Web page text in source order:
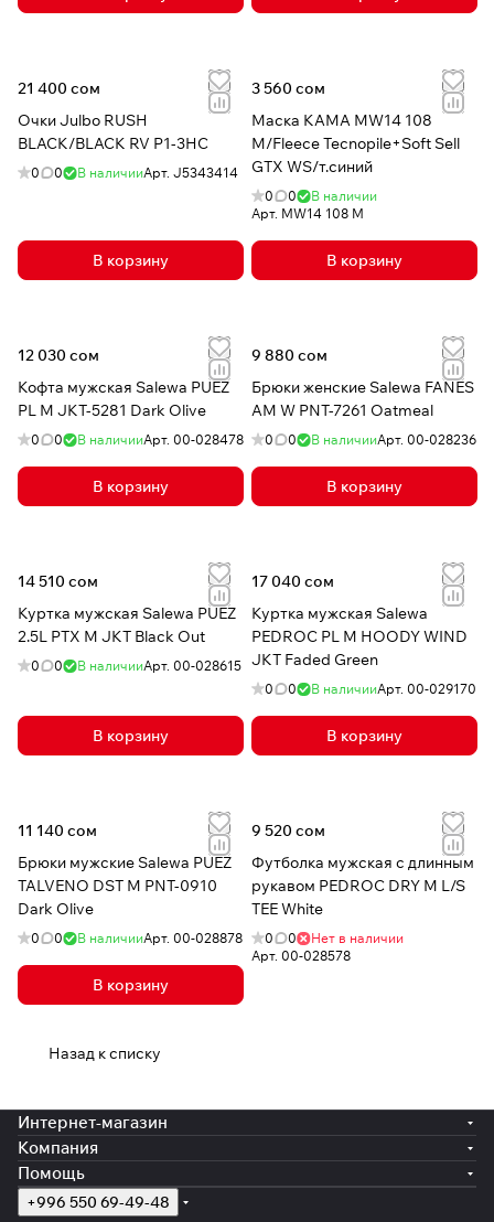
21 400 сом
Очки Julbo RUSH
BLACK/BLACK RV P1-3HC
0 0 В наличииАрт. J5343414
В корзину
3 560 сом
Маска КАМА MW14 108
M/Fleece Tecnopile+Soft Sell
GTX WS/т.синий
0 0
В наличии
Арт. MW14 108 M
В корзину
12 030 сом
Кофта мужская Salewa PUEZ
PL M JKT-5281 Dark Olive
0 0 В наличииАрт. 00-028478
В корзину
9 880 сом
Брюки женские Salewa FANES
AM W PNT-7261 Oatmeal
0 0 В наличииАрт. 00-028236
В корзину
14 510 сом
Куртка мужская Salewa PUEZ
2.5L PTX M JKT Black Out
0 0 В наличииАрт. 00-028615
В корзину
17 040 сом
Куртка мужская Salewa
PEDROC PL M HOODY WIND
JKT Faded Green
0 0 В наличииАрт. 00-029170
В корзину
11 140 сом
Брюки мужские Salewa PUEZ
TALVENO DST M PNT-0910
Dark Olive
0 0 В наличииАрт. 00-028878
В корзину
9 520 сом
Футболка мужская с длинным
рукавом PEDROC DRY M L/S
TEE White
0 0
Нет в наличии
Арт. 00-028578
Назад к списку
Интернет-магазин
Компания
Помощь
+996 550 69-49-48